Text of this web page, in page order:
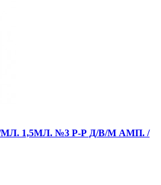
1,5МЛ. №3 Р-Р Д/В/М АМП. /